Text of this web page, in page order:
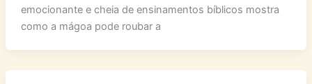
emocionante e cheia de ensinamentos bíblicos mostra
como a mágoa pode roubar a